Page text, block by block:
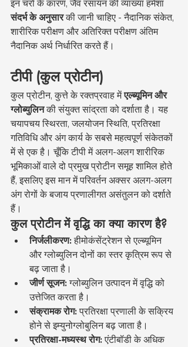
इन चरों के कारण, जैव रसायन की व्याख्या हमेशा
संदर्भ के अनुसार की जानी चाहिए - नैदानिक संकेत,
शारीरिक परीक्षण और अतिरिक्त परीक्षण अंतिम
नैदानिक अर्थ निर्धारित करते हैं।
टीपी (कुल प्रोटीन)
कुल प्रोटीन, कुत्ते के रक्तप्रवाह में एल्ब्यूमिन और
ग्लोब्युलिन की संयुक्त सांद्रता को दर्शाता है। यह
चयापचय स्थिरता, जलयोजन स्थिति, प्रतिरक्षा
गतिविधि और अंग कार्य के सबसे महत्वपूर्ण संकेतकों
में से एक है। चूँकि टीपी में अलग-अलग शारीरिक
भूमिकाओं वाले दो प्रमुख प्रोटीन समूह शामिल होते
हैं, इसलिए इस मान में परिवर्तन अक्सर अलग-अलग
अंग रोगों के बजाय प्रणालीगत असंतुलन को दर्शाते
हैं।
कुल प्रोटीन में वृद्धि का क्या कारण है?
निर्जलीकरण: हीमोकंसेंट्रेशन से एल्ब्यूमिन
और ग्लोब्युलिन दोनों का स्तर कृत्रिम रूप से
बढ़ जाता है।
जीर्ण सूजन: ग्लोब्युलिन उत्पादन में वृद्धि को
उत्तेजित करता है।
संक्रामक रोग: प्रतिरक्षा प्रणाली के सक्रिय
होने से इम्युनोग्लोबुलिन बढ़ जाता है।
प्रतिरक्षा-मध्यस्थ रोग: एंटीबॉडी के अधिक